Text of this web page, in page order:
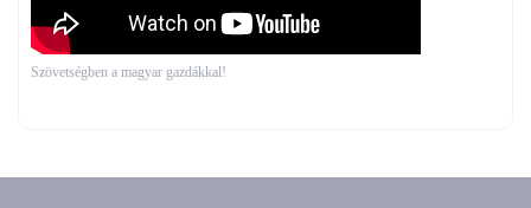
Szövetségben a magyar gazdákkal!